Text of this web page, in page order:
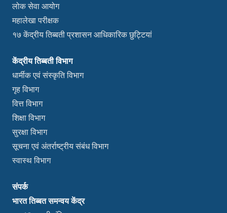
लोक सेवा आयोग
महालेखा परीक्षक
१७ केंद्रीय तिब्बती प्रशासन आधिकारिक छुट्टियां
केंद्रीय तिब्बती विभाग
धार्मीक एवं संस्कृति विभाग
गृह विभाग
वित्त विभाग
शिक्षा विभाग
सुरक्षा विभाग
सूचना एवं अंतर्राष्ट्रीय संबंध विभाग
स्वास्थ विभाग
संपर्क
भारत तिब्बत समन्वय केंद्र